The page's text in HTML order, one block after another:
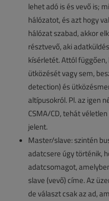
lehet adó is és vevő is;
hálózatot, és azt hogy
hálózat szabad, akkor
résztvevő, aki
kísérletét. Attól
ütközését vagy sem,
detection) és
altípusokról. Pl. az igen
CSMA/CD, tehát
jelent.
Master/slave: szintén
adatcsere úgy történik,
adatcsomagot,
slave (vevő) címe. Az
de választ csak az ad,